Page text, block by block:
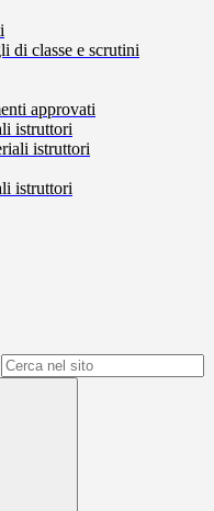
di classe e scrutini
approvati
istruttori
istruttori
istruttori